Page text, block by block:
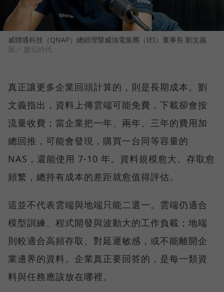
威聯通科技（QNAP）總經理暨威強電集團（IEI）董事長 劉文義
圖／ 數位時代
真正讓更多企業回頭計算的，則是長期成本。劉
文義指出，資料上傳雲端可能免費，下載卻會按
流量收費；當企業把一年、兩年、三年的費用加
總回推，可能會發現，購買一台同等容量的
NAS，還能使用 7-10 年。資料規模愈大、存取愈
頻繁，總持有成本的差距就愈值得評估。
這並不代表雲端與地端只能二選一。雲端仍適合
模型訓練、程式開發與波動大的工作負載；地端
則較適合高頻存取、對延遲敏感，或不能離開企
業邊界的資料。企業真正要回答的，是每一類資
料與任務應該放在哪裡。